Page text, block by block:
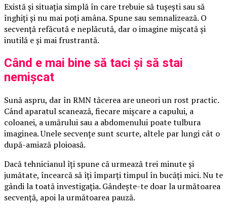
Există și situația simplă în care trebuie să tușești sau să
înghiți și nu mai poți amâna. Spune sau semnalizează. O
secvență refăcută e neplăcută, dar o imagine mișcată și
inutilă e și mai frustrantă.
Când e mai bine să taci și să stai
nemișcat
Sună aspru, dar în RMN tăcerea are uneori un rost practic.
Când aparatul scanează, fiecare mișcare a capului, a
coloanei, a umărului sau a abdomenului poate tulbura
imaginea. Unele secvențe sunt scurte, altele par lungi cât o
după-amiază ploioasă.
Dacă tehnicianul îți spune că urmează trei minute și
jumătate, încearcă să îți împarți timpul în bucăți mici. Nu te
gândi la toată investigația. Gândește-te doar la următoarea
secvență, apoi la următoarea pauză.